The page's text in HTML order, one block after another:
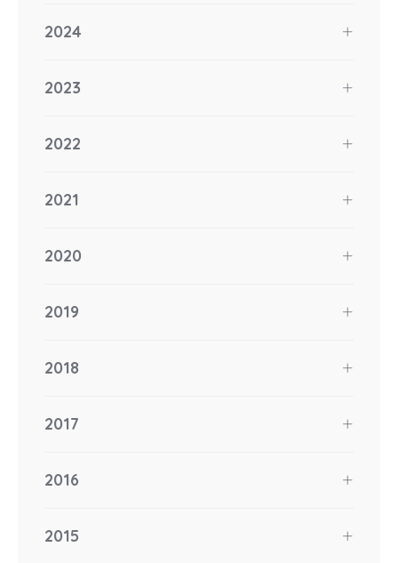
2024
2023
2022
2021
2020
2019
2018
2017
2016
2015